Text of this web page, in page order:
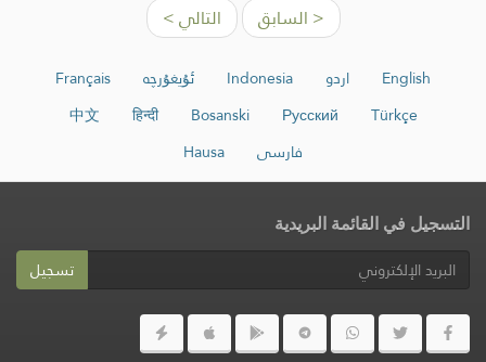
< السابق التالي >
English اردو Indonesia ئۇيغۇرچە
Français
Türkçe
Русский
Bosanski
हिन्दी
中文
فارسی
Hausa
التسجيل في القائمة البريدية
تسجيل